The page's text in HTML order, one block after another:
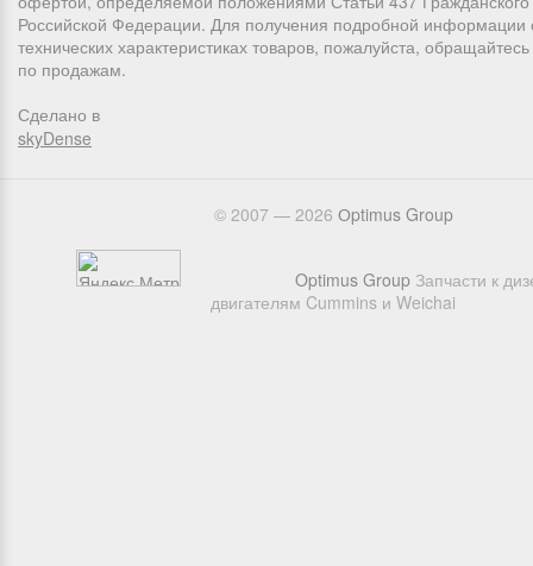
Российской Федерации. Для получения подробной информации
технических характеристиках товаров, пожалуйста,
по продажам.
Сделано в
skyDense
© 2007 — 2026 Оptimus Group
Optimus Group Запчасти к
двигателям Cummins и Weichai